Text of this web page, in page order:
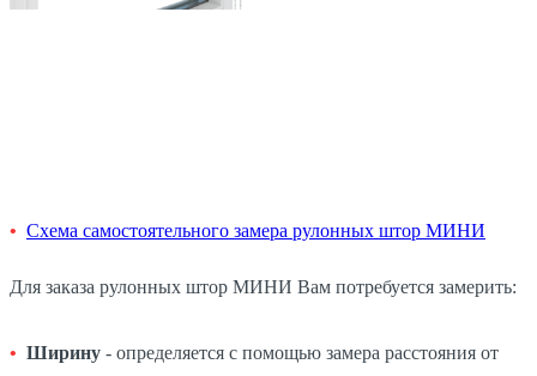
Схема самостоятельного замера рулонных штор МИНИ
Для заказа рулонных штор МИНИ Вам потребуется замерить:
Ширину - определяется с помощью замера расстояния от